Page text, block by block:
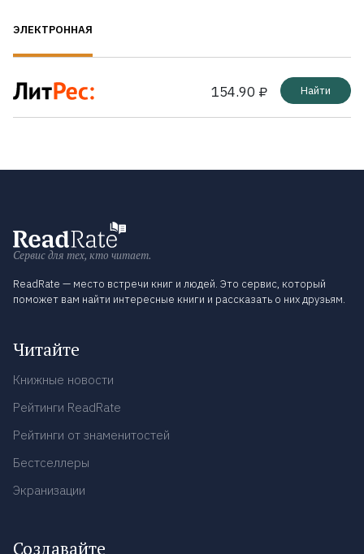
ЭЛЕКТРОННАЯ
154.90 ₽ Найти
Сервис для тех, кто читает.
ReadRate — место встречи книг и людей. Это сервис, который
поможет вам найти интересные книги и рассказать о них друзьям.
Читайте
Книжные новости
Рейтинги ReadRate
Рейтинги от знаменитостей
Бестселлеры
Экранизации
Создавайте